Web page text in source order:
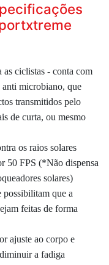
as ciclistas - conta com
anti microbiano, que
transmitidos pelo
de curta, ou mesmo
os raios solares
50 FPS (*Não dispensa
solares)
possibilitam que a
feitas de forma
ajuste ao corpo e
a fadiga